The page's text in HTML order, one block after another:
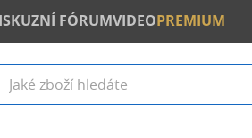
FÓRUMVIDEOPREMIUM